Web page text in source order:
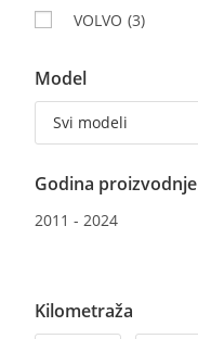
VOLVO (3)
Model
Godina proizvodnje
2011 - 2024
Kilometraža